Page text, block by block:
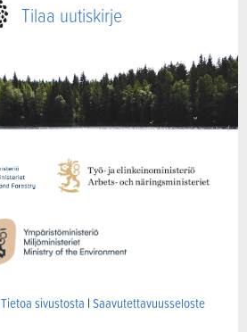
Tilaa uutiskirje
Tietoa sivustosta |Saavutettavuusseloste